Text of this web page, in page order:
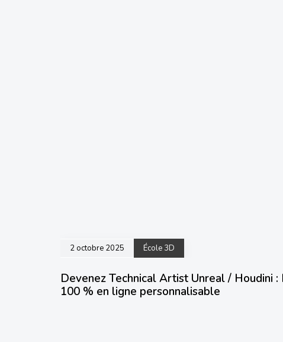
2 octobre 2025 École 3D
Devenez Technical Artist Unreal / Houdini
100 % en ligne personnalisable